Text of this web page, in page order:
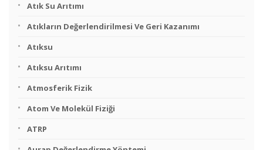
Atık Su Arıtımı
Atıkların Değerlendirilmesi Ve Geri Kazanımı
Atıksu
Atıksu Arıtımı
Atmosferik Fizik
Atom Ve Molekül Fiziği
ATRP